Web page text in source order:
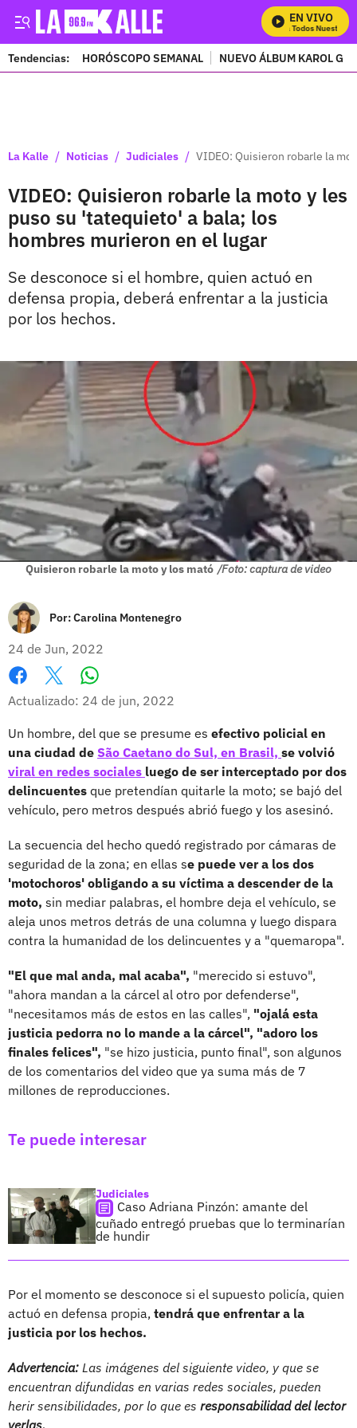
EN VIVO
Mira Todos Nuestros
Tendencias: HORÓSCOPO SEMANAL NUEVO ÁLBUM KAROL G
La Kalle / Noticias / Judiciales / VIDEO: Quisieron robarle la
VIDEO: Quisieron robarle la moto y les
puso su 'tatequieto' a bala; los
hombres murieron en el lugar
Se desconoce si el hombre, quien actuó en
defensa propia, deberá enfrentar a la justicia
por los hechos.
Quisieron robarle la moto y los mató /Foto: captura de video
Por:Carolina Montenegro
24 de Jun, 2022
Facebook
X
Actualizado: 24 de jun, 2022
Un hombre, del que se presume es efectivo policial en
una ciudad de São Caetano do Sul, en Brasil, se volvió
viral en redes sociales luego de ser interceptado por dos
delincuentes que pretendían quitarle la moto; se bajó del
vehículo, pero metros después abrió fuego y los asesinó.
La secuencia del hecho quedó registrado por cámaras de
seguridad de la zona; en ellas se puede ver a los dos
'motochoros' obligando a su víctima a descender de la
moto, sin mediar palabras, el hombre deja el vehículo, se
aleja unos metros detrás de una columna y luego dispara
contra la humanidad de los delincuentes y a "quemaropa".
"El que mal anda, mal acaba", "merecido si estuvo",
"ahora mandan a la cárcel al otro por defenderse",
"necesitamos más de estos en las calles", "ojalá esta
justicia pedorra no lo mande a la cárcel", "adoro los
finales felices", "se hizo justicia, punto final", son algunos
de los comentarios del video que ya suma más de 7
millones de reproducciones.
Te puede interesar
Judiciales
Caso Adriana Pinzón: amante del
cuñado entregó pruebas que lo terminarían
de hundir
Por el momento se desconoce si el supuesto policía, quien
actuó en defensa propia, tendrá que enfrentar a la
justicia por los hechos.
Advertencia: Las imágenes del siguiente video, y que se
encuentran difundidas en varias redes sociales, pueden
herir sensibilidades, por lo que es responsabilidad del lector
verlas.